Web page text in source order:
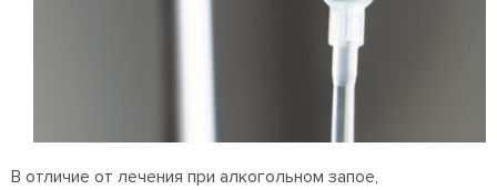
В отличие от лечения при алкогольном запое,